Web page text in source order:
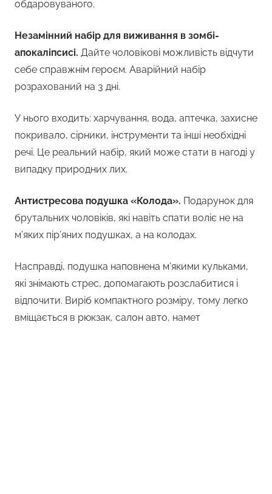
обдаровуваного.
Незамінний набір для виживання в зомбі-
апокаліпсисі. Дайте чоловікові можливість відчути
себе справжнім героєм. Аварійний набір
розрахований на 3 дні.
У нього входить: харчування, вода, аптечка, захисне
покривало, сірники, інструменти та інші необхідні
речі. Це реальний набір, який може стати в нагоді у
випадку природних лих.
Антистресова подушка «Колода». Подарунок для
брутальних чоловіків, які навіть спати воліє не на
м’яких пір’яних подушках, а на колодах.
Насправді, подушка наповнена м’якими кульками,
які знімають стрес, допомагають розслабитися і
відпочити. Виріб компактного розміру, тому легко
вміщається в рюкзак, салон авто, намет